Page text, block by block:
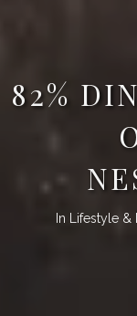
82%
In Lifestyle